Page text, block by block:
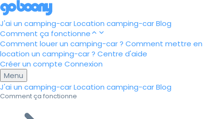
J'ai un camping-carLocation camping-carBlog
Comment ça fonctionne
Comment louer un camping-car ? Comment mettre en
location un camping-car ? Centre d'aide
Créer un compte Connexion
Menu
J'ai un camping-carLocation camping-carBlog
Comment ça fonctionne